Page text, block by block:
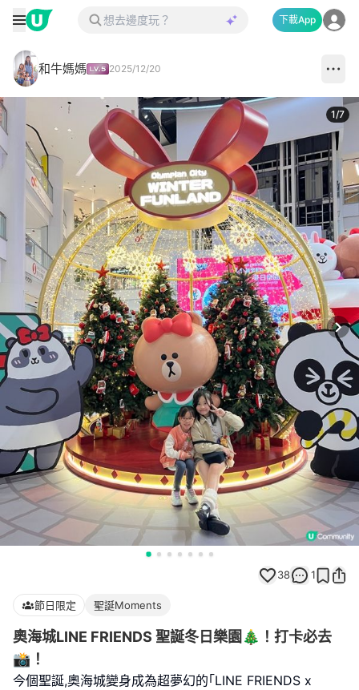
下載App
和牛媽媽 2025/12/20
1/7
38 1
節日限定 聖誕Moments
奧海城LINE FRIENDS 聖誕冬日樂園🎄！打卡必去
📸！
今個聖誕,奧海城變身成為超夢幻的｢LINE FRIENDS x